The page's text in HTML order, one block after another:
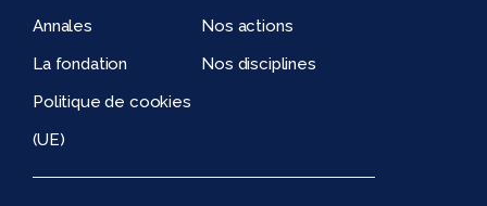
Annales
Nos actions
La fondation
Nos disciplines
Politique de cookies
(UE)